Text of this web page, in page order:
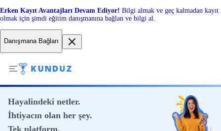
Erken Kayıt Avantajları Devam Ediyor! Bilgi almak ve geç kalmadan kayıt
olmak için şimdi eğitim danışmanına bağlan ve bilgi al.
Danışmana Bağlan
Hayalindeki netler.
İhtiyacın olan her şey.
Tek platform.